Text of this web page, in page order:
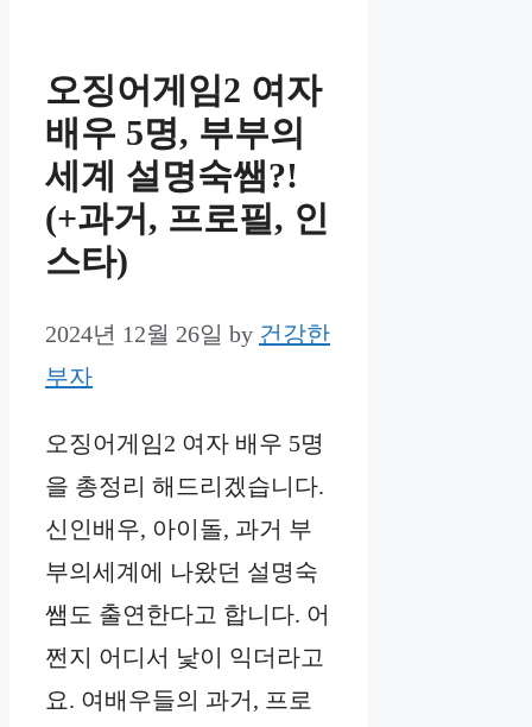
오징어게임2 여자
배우 5명, 부부의
세계 설명숙쌤?!
(+과거, 프로필, 인
스타)
2024년 12월 26일 by 건강한
부자
오징어게임2 여자 배우 5명
을 총정리 해드리겠습니다.
신인배우, 아이돌, 과거 부
부의세계에 나왔던 설명숙
쌤도 출연한다고 합니다. 어
쩐지 어디서 낯이 익더라고
요. 여배우들의 과거, 프로